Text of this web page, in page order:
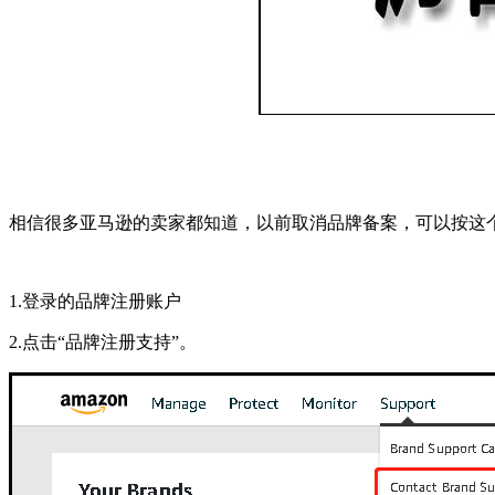
相信很多亚马逊的卖家都知道，以前取消品牌备案，可以按这
1.登录的品牌注册账户
2.点击“品牌注册支持”。